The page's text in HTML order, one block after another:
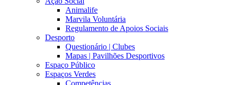
Animalife
Marvila Voluntária
Regulamento de Apoios Sociais
Desporto
Questionário | Clubes
Mapas | Pavilhões Desportivos
Espaço Público
Espaços Verdes
Competências